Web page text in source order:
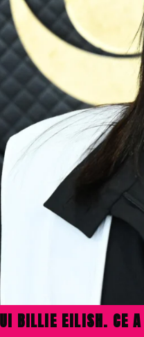
BILLIE EILISH. CE